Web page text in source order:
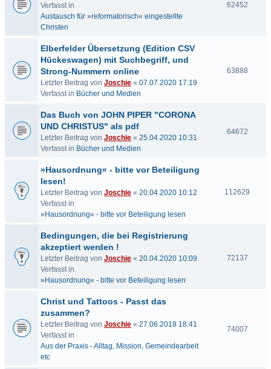
Verfasst in
Austausch für »reformatorisch« eingestellte
Christen
62452
Elberfelder Übersetzung (Edition CSV
Hückeswagen) mit Suchbegriff, und
Strong-Nummern online
Letzter Beitrag von Joschie « 07.07.2020 17:19
Verfasst in Bücher und Medien
63888
Das Buch von JOHN PIPER "CORONA
UND CHRISTUS" als pdf
Letzter Beitrag von Joschie « 25.04.2020 10:31
Verfasst in Bücher und Medien
64672
»Hausordnung« - bitte vor Beteiligung
lesen!
Letzter Beitrag von Joschie « 20.04.2020 10:12
Verfasst in
»Hausordnung« - bitte vor Beteiligung lesen
112629
Bedingungen, die bei Registrierung
akzeptiert werden !
Letzter Beitrag von Joschie « 20.04.2020 10:09
Verfasst in
»Hausordnung« - bitte vor Beteiligung lesen
72137
Christ und Tattoos - Passt das
zusammen?
Letzter Beitrag von Joschie « 27.06.2018 18:41
Verfasst in
Aus der Praxis - Alltag, Mission, Gemeindearbeit
etc
74007